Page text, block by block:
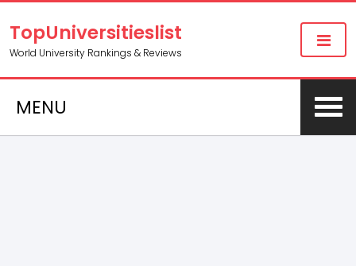
TopUniversitieslist
World University Rankings & Reviews
MENU